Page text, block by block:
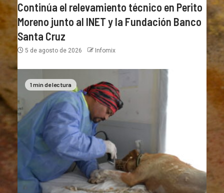
Continúa el relevamiento técnico en Perito
Moreno junto al INET y la Fundación Banco
Santa Cruz
5 de agosto de 2026 Infomix
1 min de lectura